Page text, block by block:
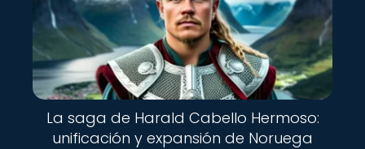
La saga de Harald Cabello Hermoso:
unificación y expansión de Noruega